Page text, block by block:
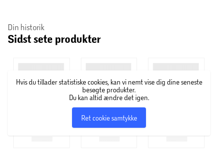
Din historik
Sidst sete produkter
Hvis du tillader statistiske cookies, kan vi nemt vise dig dine seneste
besøgte produkter.
Du kan altid ændre det igen.
Ret cookie samtykke